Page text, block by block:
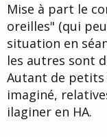
Mise à part le
oreilles" (qui
situation en
les autres sont
Autant de petits
imaginé,
ilaginer en HA.